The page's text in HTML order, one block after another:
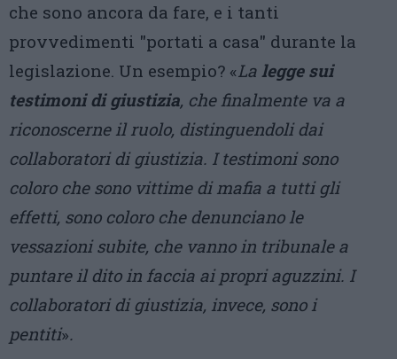
che sono ancora da fare, e i tanti
provvedimenti "portati a casa" durante la
legislazione. Un esempio? «La legge sui
testimoni di giustizia, che finalmente va a
riconoscerne il ruolo, distinguendoli dai
collaboratori di giustizia. I testimoni sono
coloro che sono vittime di mafia a tutti gli
effetti, sono coloro che denunciano le
vessazioni subite, che vanno in tribunale a
puntare il dito in faccia ai propri aguzzini. I
collaboratori di giustizia, invece, sono i
pentiti».